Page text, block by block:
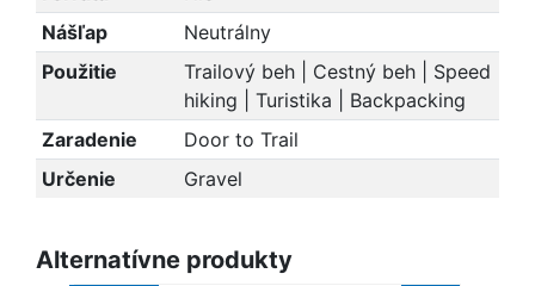
Nášľap
Neutrálny
Použitie
Trailový beh | Cestný beh | Speed
hiking | Turistika | Backpacking
Zaradenie
Door to Trail
Určenie
Gravel
Alternatívne produkty